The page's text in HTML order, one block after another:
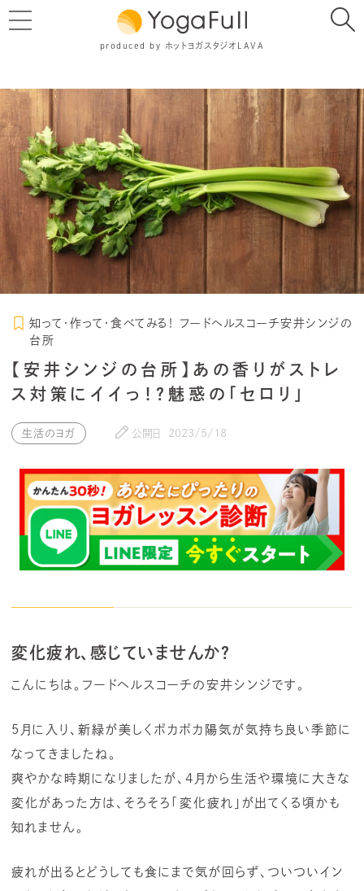
produced by ホットヨガスタジオLAVA
知って・作って・食べてみる！ フードヘルスコーチ安井シンジの
台所
【安井シンジの台所】あの香りがストレ
ス対策にイイっ！？魅惑の「セロリ」
生活のヨガ 公開日 2023/5/18
変化疲れ、感じていませんか？
こんにちは。フードヘルスコーチの安井シンジです。
5月に入り、新緑が美しくポカポカ陽気が気持ち良い季節に
なってきましたね。
爽やかな時期になりましたが、4月から生活や環境に大きな
変化があった方は、そろそろ「変化疲れ」が出てくる頃かも
知れません。
疲れが出るとどうしても食にまで気が回らず、ついついイン